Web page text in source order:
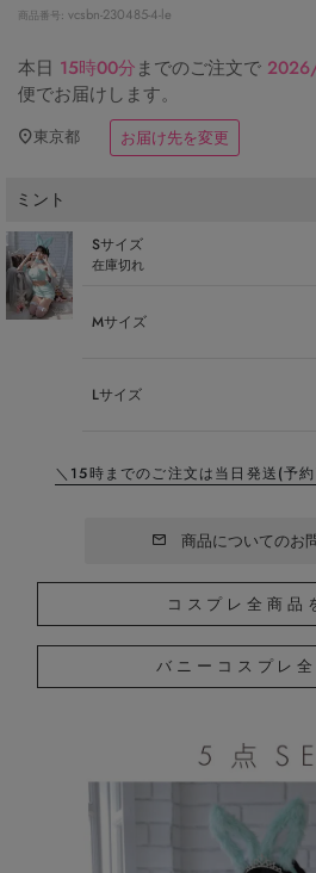
商品番号 vcsbn-230485-4-le
本日 15時00分までのご注文で
便でお届けします。
東京都 お届け先を変更
ミント
Sサイズ
在庫切れ
Mサイズ
Lサイズ
＼15時までのご注文は当日発送(予
商品についてのお
コスプレ全商品
バニーコスプレ